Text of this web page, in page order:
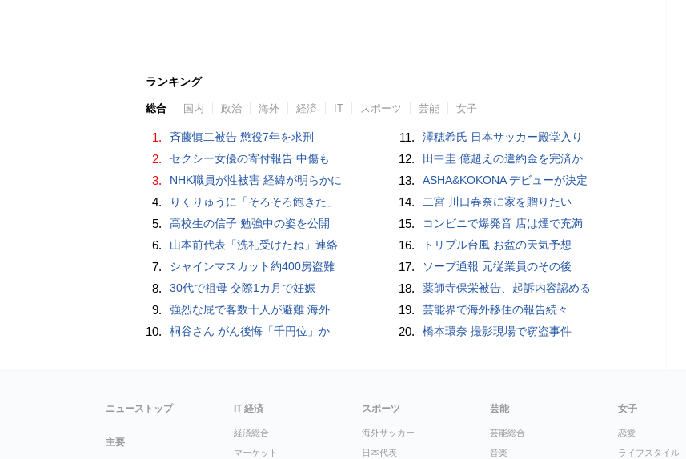
ランキング
総合 国内 政治 海外 経済 IT スポーツ 芸能 女子
1. 斉藤慎二被告 懲役7年を求刑
2. セクシー女優の寄付報告 中傷も
3. NHK職員が性被害 経緯が明らかに
4. りくりゅうに「そろそろ飽きた」
5. 高校生の信子 勉強中の姿を公開
6. 山本前代表「洗礼受けたね」連絡
7. シャインマスカット約400房盗難
8. 30代で祖母 交際1カ月で妊娠
9. 強烈な屁で客数十人が避難 海外
10. 桐谷さん がん後悔「千円位」か
11. 澤穂希氏 日本サッカー殿堂入り
12. 田中圭 億超えの違約金を完済か
13. ASHA&KOKONA デビューが決定
14. 二宮 川口春奈に家を贈りたい
15. コンビニで爆発音 店は煙で充満
16. トリプル台風 お盆の天気予想
17. ソープ通報 元従業員のその後
18. 薬師寺保栄被告、起訴内容認める
19. 芸能界で海外移住の報告続々
20. 橋本環奈 撮影現場で窃盗事件
ニューストップ
主要
IT 経済
経済総合
マーケット
スポーツ
海外サッカー
日本代表
芸能
芸能総合
音楽
女子
恋愛
ライフスタイル